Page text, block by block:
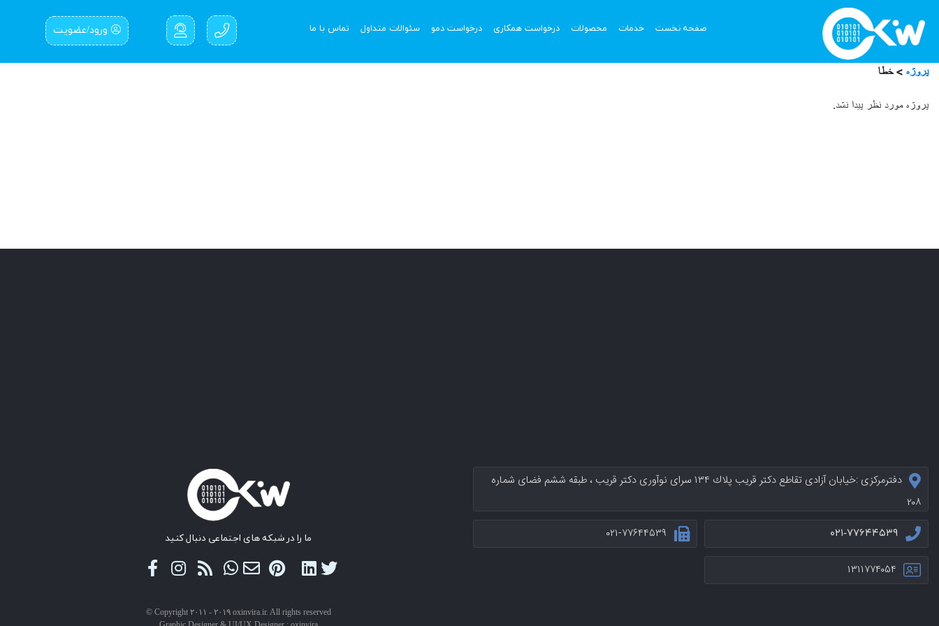
صفحه نخست خدمات محصولات درخواست همکاری درخواست دمو سئوالات متداول تماس با ما ورود/عضویت
پروژه > خطا
پروژه مورد نظر پیدا نشد.
دفترمرکزی :خيابان آزادی تقاطع دکتر قریب پلاك ۱۳۴ سرای نوآوری دکتر قریب ، طبقه ششم فضای شماره
۲۰۸
۰۲۱-۷۷۶۴۴۵۳۹ ۰۲۱-۷۷۶۴۴۵۳۹ ما را در شبکه های اجتماعی دنبال کنید
© Copyright ۲۰۱۱ - ۲۰۱۹ oxinvira.ir. All rights reserved